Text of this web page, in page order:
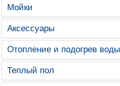
Мойки
Аксессуары
Отопление и подогрев воды
Теплый пол